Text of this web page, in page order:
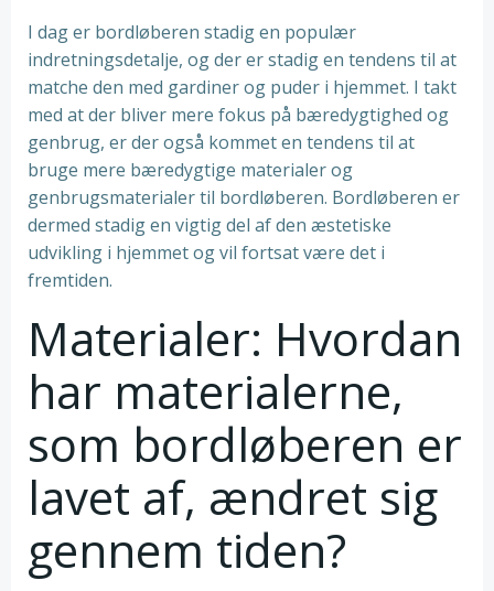
I dag er bordløberen stadig en populær
indretningsdetalje, og der er stadig en tendens til at
matche den med gardiner og puder i hjemmet. I takt
med at der bliver mere fokus på bæredygtighed og
genbrug, er der også kommet en tendens til at
bruge mere bæredygtige materialer og
genbrugsmaterialer til bordløberen. Bordløberen er
dermed stadig en vigtig del af den æstetiske
udvikling i hjemmet og vil fortsat være det i
fremtiden.
Materialer: Hvordan
har materialerne,
som bordløberen er
lavet af, ændret sig
gennem tiden?